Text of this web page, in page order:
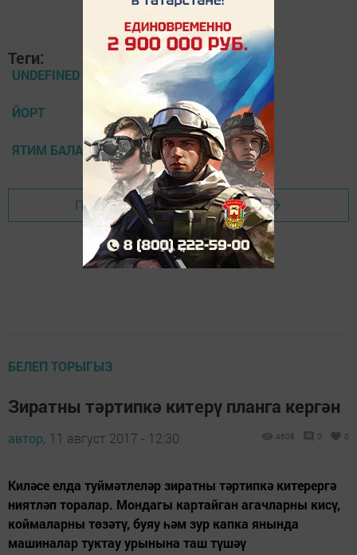
Теги:
UNDEFINED
ЙОРТ
ЯТИМ БАЛАЛАР
Перейти на страницу новости
БЕЛЕП ТОРЫГЫЗ
Зиратны тәртипкә китерү планга кергән
автор, 11 август 2017 - 12:30 4608 0 0
Киләсе елда туймәтлеләр зиратны тәртипкә китерергә
ниятләп торалар. Мондагы картайган агачларны кисү,
коймаларны төзәтү, буяу һәм зур капка янында
машиналар туктау урынына таш түшәү